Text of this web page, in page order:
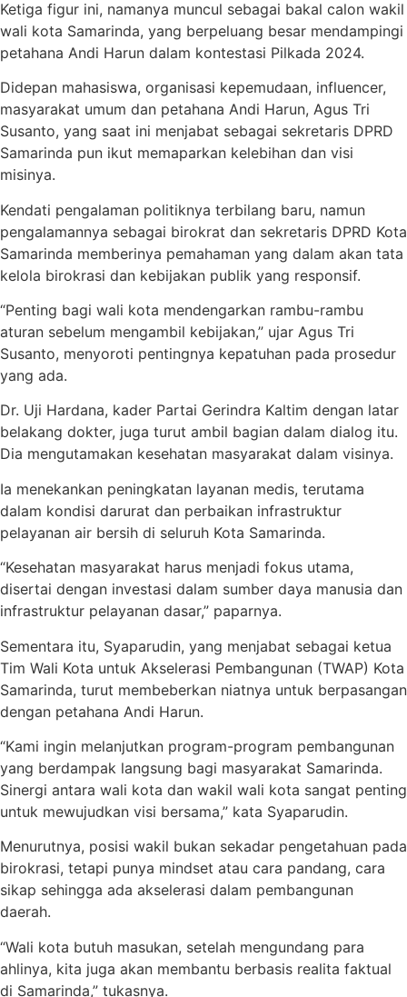
Ketiga figur ini, namanya muncul sebagai bakal calon wakil
wali kota Samarinda, yang berpeluang besar mendampingi
petahana Andi Harun dalam kontestasi Pilkada 2024.
Didepan mahasiswa, organisasi kepemudaan, influencer,
masyarakat umum dan petahana Andi Harun, Agus Tri
Susanto, yang saat ini menjabat sebagai sekretaris DPRD
Samarinda pun ikut memaparkan kelebihan dan visi
misinya.
Kendati pengalaman politiknya terbilang baru, namun
pengalamannya sebagai birokrat dan sekretaris DPRD Kota
Samarinda memberinya pemahaman yang dalam akan tata
kelola birokrasi dan kebijakan publik yang responsif.
“Penting bagi wali kota mendengarkan rambu-rambu
aturan sebelum mengambil kebijakan,” ujar Agus Tri
Susanto, menyoroti pentingnya kepatuhan pada prosedur
yang ada.
Dr. Uji Hardana, kader Partai Gerindra Kaltim dengan latar
belakang dokter, juga turut ambil bagian dalam dialog itu.
Dia mengutamakan kesehatan masyarakat dalam visinya.
Ia menekankan peningkatan layanan medis, terutama
dalam kondisi darurat dan perbaikan infrastruktur
pelayanan air bersih di seluruh Kota Samarinda.
“Kesehatan masyarakat harus menjadi fokus utama,
disertai dengan investasi dalam sumber daya manusia dan
infrastruktur pelayanan dasar,” paparnya.
Sementara itu, Syaparudin, yang menjabat sebagai ketua
Tim Wali Kota untuk Akselerasi Pembangunan (TWAP) Kota
Samarinda, turut membeberkan niatnya untuk berpasangan
dengan petahana Andi Harun.
“Kami ingin melanjutkan program-program pembangunan
yang berdampak langsung bagi masyarakat Samarinda.
Sinergi antara wali kota dan wakil wali kota sangat penting
untuk mewujudkan visi bersama,” kata Syaparudin.
Menurutnya, posisi wakil bukan sekadar pengetahuan pada
birokrasi, tetapi punya mindset atau cara pandang, cara
sikap sehingga ada akselerasi dalam pembangunan
daerah.
“Wali kota butuh masukan, setelah mengundang para
ahlinya, kita juga akan membantu berbasis realita faktual
di Samarinda,” tukasnya.